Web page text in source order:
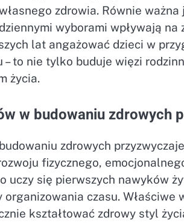
zdrowia. Równie
wyborami wpływają
lat angażować dzieci w
to nie tylko buduje więzi
życia.
w budowaniu zdrowych
zdrowych
fizycznego,
uczy się pierwszych nawyków
czasu. Właściwe
kształtować zdrowy styl